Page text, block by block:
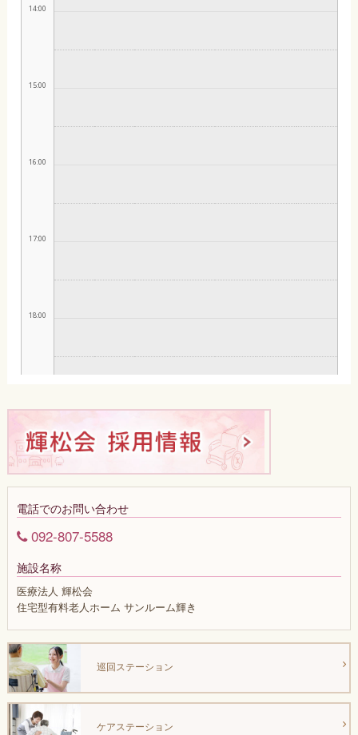
電話でのお問い合わせ
092-807-5588
施設名称
医療法人 輝松会
住宅型有料老人ホーム サンルーム輝き
巡回ステーション
ケアステーション